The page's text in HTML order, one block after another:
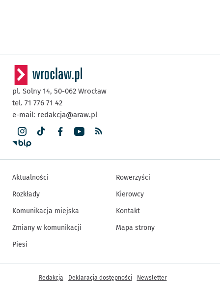
pl. Solny 14, 50-062 Wrocław
tel. 71 776 71 42
e-mail: redakcja@araw.pl
Aktualności
Rozkłady
Komunikacja miejska
Zmiany w komunikacji
Piesi
Rowerzyści
Kierowcy
Kontakt
Mapa strony
Inne informacje
Redakcja Deklaracja dostępności Newsletter